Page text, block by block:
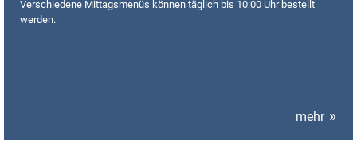
Verschiedene Mittagsmenüs können täglich bis 10:00 Uhr bestellt
werden.
mehr